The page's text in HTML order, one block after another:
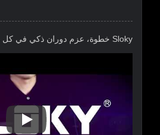
Sloky خطوة، عزم دوران ذكي في كل مكان ممكن
Sloky خطوة، عزم دوران ذكي في كل مكان ممكن